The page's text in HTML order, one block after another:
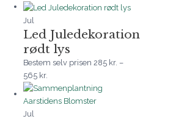
Jul
Led Juledekoration
rødt lys
Bestem selv prisen 285 kr. –
565 kr.
Jul